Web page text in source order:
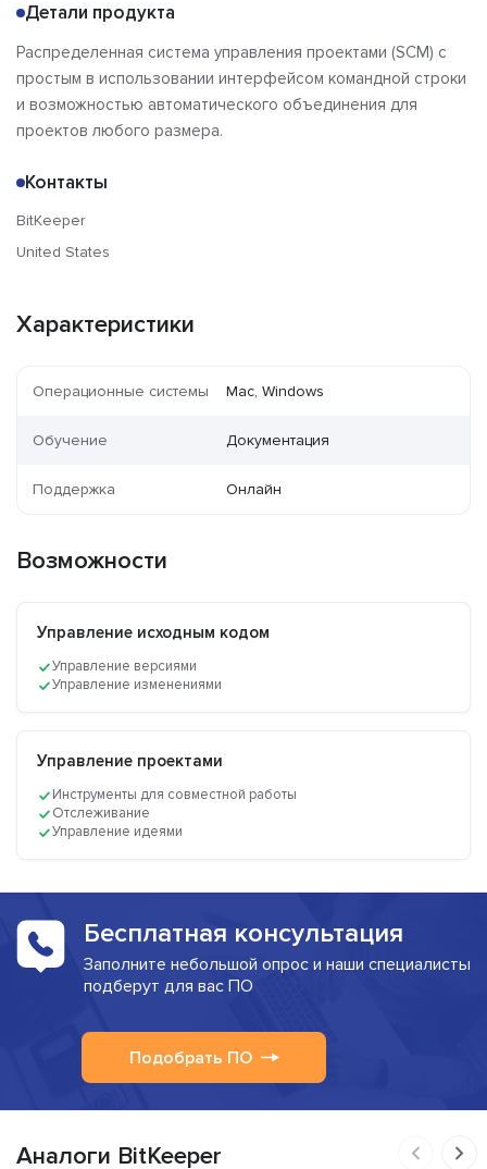
Детали продукта
Распределенная система управления проектами (SCM) с
простым в использовании интерфейсом командной строки
и возможностью автоматического объединения для
проектов любого размера.
Контакты
BitKeeper
United States
Характеристики
Операционные системы Mac, Windows
Обучение Документация
Поддержка Онлайн
Возможности
Управление исходным кодом
Управление версиями
Управление изменениями
Управление проектами
Инструменты для совместной работы
Отслеживание
Управление идеями
Бесплатная консультация
Заполните небольшой опрос и наши специалисты
подберут для вас ПО
Подобрать ПО
Аналоги BitKeeper